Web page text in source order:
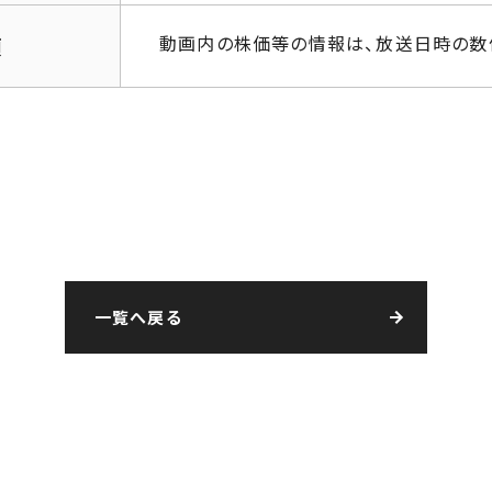
動画内の株価等の情報は、放送日時の数
一覧へ戻る